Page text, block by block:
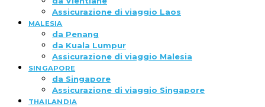
Assicurazione di viaggio Laos
MALESIA
da Penang
da Kuala Lumpur
Assicurazione di viaggio Malesia
SINGAPORE
da Singapore
Assicurazione di viaggio Singapore
THAILANDIA